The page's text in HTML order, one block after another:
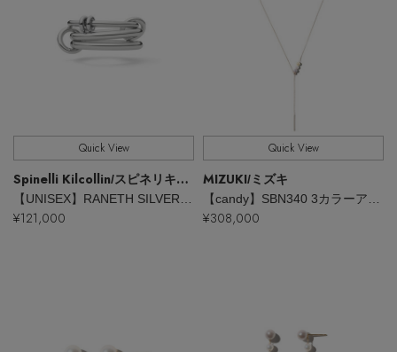
POP UPがスタート
the Loop
Quick View
Spinelli Kilcollin/スピネリキルコリン
¥121,000
Quick View
MIZUKI/ミズキ
¥308,000